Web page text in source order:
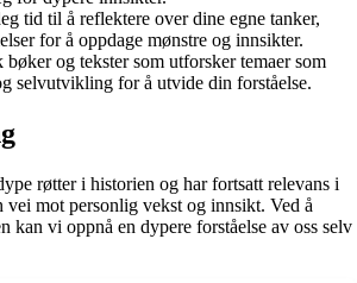
tid til å reflektere over dine egne tanker,
for å oppdage mønstre og innsikter.
bøker og tekster som utforsker temaer som
selvutvikling for å utvide din forståelse.
røtter i historien og har fortsatt relevans i
vei mot personlig vekst og innsikt. Ved å
kan vi oppnå en dypere forståelse av oss selv